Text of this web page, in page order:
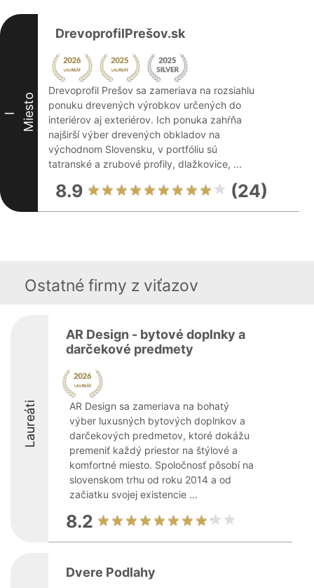
I Miesto
DrevoprofilPrešov.sk
Drevoprofil Prešov sa zameriava na rozsiahlu
ponuku drevených výrobkov určených do
interiérov aj exteriérov. Ich ponuka zahŕňa
najširší výber drevených obkladov na
východnom Slovensku, v portfóliu sú
tatranské a zrubové profily, dlažkovice, ...
8.9 (24)
Ostatné firmy z viťazov
Laureáti
AR Design - bytové doplnky a
darčekové predmety
AR Design sa zameriava na bohatý
výber luxusných bytových doplnkov a
darčekových predmetov, ktoré dokážu
premeniť každý priestor na štýlové a
komfortné miesto. Spoločnosť pôsobí na
slovenskom trhu od roku 2014 a od
začiatku svojej existencie ...
8.2
Dvere Podlahy